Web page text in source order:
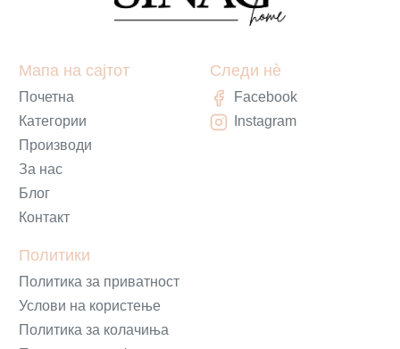
Мапа на сајтот
Почетна
Категории
Производи
За нас
Блог
Контакт
Политики
Политика за приватност
Услови на користење
Политика за колачиња
Следи нè
Facebook
Instagram